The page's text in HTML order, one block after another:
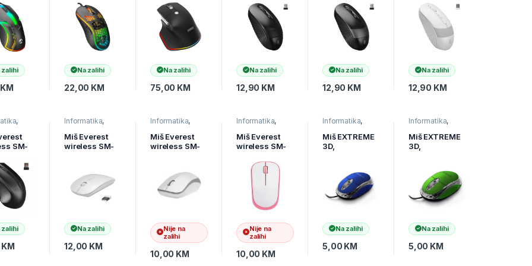
zalihi
KM
Black 7D
Optical
8000dpi LED
Illuminated
Gaming Mouse
Na zalihi
22,00 KM
Bluetooth
2,4GHz Black
Rechargeable
4000 DPI
Horizontal/Vert
ical Wheel
Ergonomic
RGB Mouse,
41042
Na zalihi
75,00 KM
GHz, 34506
Na zalihi
12,90 KM
2,4 GHz,
34508
Na zalihi
12,90 KM
2,4 GHz,
38840
Na zalihi
12,90 KM
,
SM-
22337
zalihi
KM
Informatika,
Računarska
periferija
Miš Everest
wireless SM-
Na zalihi
12,00 KM
Informatika,
Računarska
periferija
Miš Everest
wireless SM-
1200dpi
Optical
Nije na
zalihi
10,00 KM
Informatika,
Računarska
periferija
Miš Everest
wireless SM-
White/Pink
1200dpi
Nije na
zalihi
10,00 KM
Informatika,
Računarska
periferija
Miš EXTREME
3D,
1000dpi, blue,
XM102B
Na zalihi
5,00 KM
Informatika,
Računarska
periferija
Miš EXTREME
3D,
1000dpi,
green,
XM102G
Na zalihi
5,00 KM